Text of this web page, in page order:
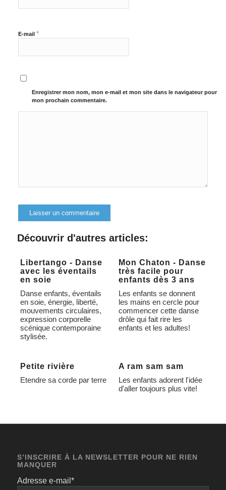
E-mail *
Enregistrer mon nom, mon e-mail et mon site dans le navigateur pour
mon prochain commentaire.
Alternative:
Découvrir d'autres articles:
Libertango - Danse
avec les éventails
en soie
Danse enfants, éventails
en soie, énergie, liberté,
mouvements circulaires,
expression corporelle
scénique contemporaine
stylisée.
Mon Chaton - Danse
très facile pour
enfants dès 3 ans
Les enfants se donnent
les mains en cercle pour
commencer cette danse
drôle qui fait rire les
enfants et les adultes!
Petite rivière
Etendre sa corde par terre
A ram sam sam
Les enfants adorent l'idée
d'aller toujours plus vite!
S’INSCRIRE À LA NEWSLETTER POUR NE RIEN
MANQUER
Adresse e-mail*